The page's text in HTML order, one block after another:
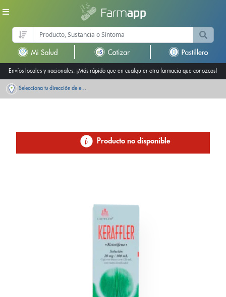
Envíos locales y nacionales. ¡Más rápido que en cualquier otra farmacia que conozcas!
Selecciona tu dirección de entrega
Producto no disponible